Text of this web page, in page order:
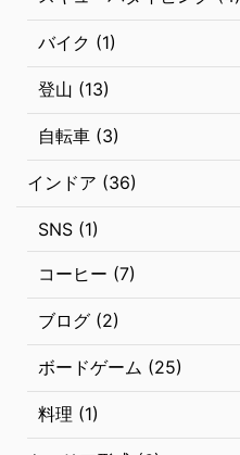
バイク (1)
登山 (13)
自転車 (3)
インドア (36)
SNS (1)
コーヒー (7)
ブログ (2)
ボードゲーム (25)
料理 (1)